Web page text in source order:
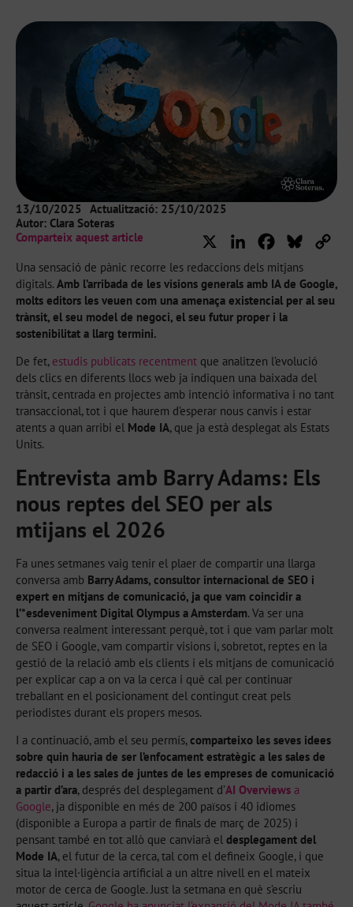
13/10/2025
Actualització: 25/10/2025
Autor: Clara Soteras
Comparteix aquest article
LinkedInFacebook
Bluesky
Una sensació de pànic recorre les redaccions dels mitjans
digitals. Amb l’arribada de les visions generals amb IA de Google,
molts editors les veuen com una amenaça existencial per al seu
trànsit, el seu model de negoci, el seu futur proper i la
sostenibilitat a llarg termini.
De fet, estudis publicats recentment que analitzen l’evolució
dels clics en diferents llocs web ja indiquen una baixada del
trànsit, centrada en projectes amb intenció informativa i no tant
transaccional, tot i que haurem d’esperar nous canvis i estar
atents a quan arribi el Mode IA, que ja està desplegat als Estats
Units.
Entrevista amb Barry Adams: Els
nous reptes del SEO per als
mtijans el 2026
Fa unes setmanes vaig tenir el plaer de compartir una llarga
conversa amb Barry Adams, consultor internacional de SEO i
expert en mitjans de comunicació, ja que vam coincidir a
l’*esdeveniment Digital Olympus a Amsterdam. Va ser una
conversa realment interessant perquè, tot i que vam parlar molt
de SEO i Google, vam compartir visions i, sobretot, reptes en la
gestió de la relació amb els clients i els mitjans de comunicació
per explicar cap a on va la cerca i què cal per continuar
treballant en el posicionament del contingut creat pels
periodistes durant els propers mesos.
I a continuació, amb el seu permís,comparteixo les seves idees
sobre quin hauria de ser l’enfocament estratègic a les sales de
redacció i a les sales de juntes de les empreses de comunicació
a partir d’ara, després del desplegament d’AI Overviews a
Google, ja disponible en més de 200 països i 40 idiomes
(disponible a Europa a partir de finals de març de 2025) i
pensant també en tot allò que canviarà el desplegament del
Mode IA, el futur de la cerca, tal com el defineix Google, i que
situa la intel·ligència artificial a un altre nivell en el mateix
motor de cerca de Google. Just la setmana en què s’escriu